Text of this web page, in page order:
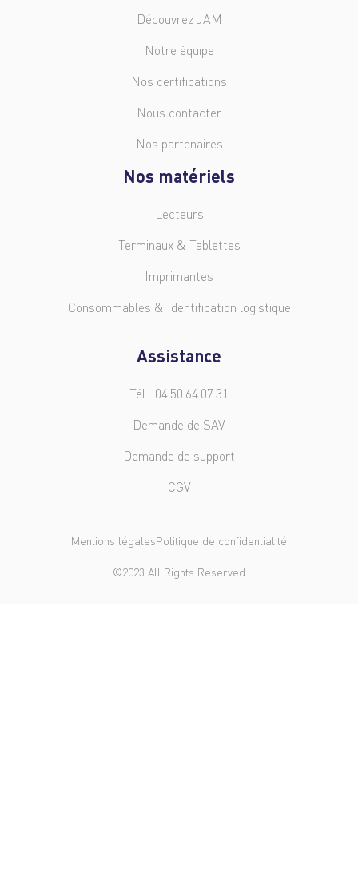
Découvrez JAM
Notre équipe
Nos certifications
Nous contacter
Nos partenaires
Nos matériels
Lecteurs
Terminaux & Tablettes
Imprimantes
Consommables & Identification logistique
Assistance
Tél : 04.50.64.07.31
Demande de SAV
Demande de support
CGV
Mentions légalesPolitique de confidentialité
©2023 All Rights Reserved